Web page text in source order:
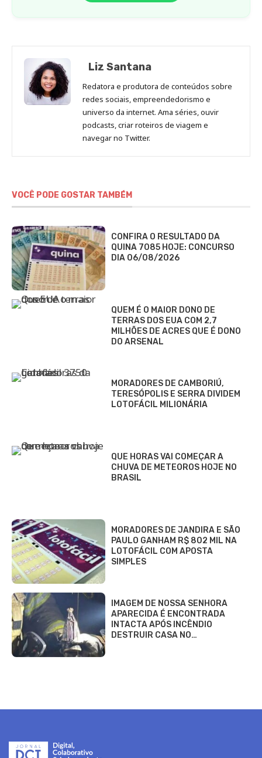
Liz Santana
Redatora e produtora de conteúdos sobre
redes sociais, empreendedorismo e
universo da internet. Ama séries, ouvir
podcasts, criar roteiros de viagem e
navegar no Twitter.
VOCÊ PODE GOSTAR TAMBÉM
CONFIRA O RESULTADO DA
QUINA 7085 HOJE: CONCURSO
DIA 06/08/2026
QUEM É O MAIOR DONO DE
TERRAS DOS EUA COM 2,7
MILHÕES DE ACRES QUE É DONO
DO ARSENAL
MORADORES DE CAMBORIÚ,
TERESÓPOLIS E SERRA DIVIDEM
LOTOFÁCIL MILIONÁRIA
QUE HORAS VAI COMEÇAR A
CHUVA DE METEOROS HOJE NO
BRASIL
MORADORES DE JANDIRA E SÃO
PAULO GANHAM R$ 802 MIL NA
LOTOFÁCIL COM APOSTA
SIMPLES
IMAGEM DE NOSSA SENHORA
APARECIDA É ENCONTRADA
INTACTA APÓS INCÊNDIO
DESTRUIR CASA NO…